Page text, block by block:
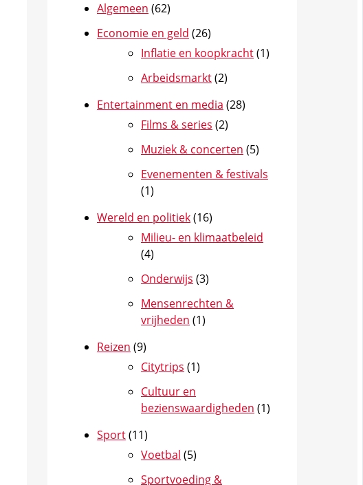
Algemeen (62)
Economie en geld (26)
Inflatie en koopkracht(1)
Arbeidsmarkt(2)
Entertainment en media (28)
Films & series (2)
Muziek & concerten (5)
Evenementen & festivals
(1)
Wereld en politiek(16)
Milieu- en klimaatbeleid
(4)
Onderwijs (3)
Mensenrechten &
vrijheden (1)
Reizen (9)
Citytrips (1)
Cultuur en
bezienswaardigheden (1)
Sport(11)
Voetbal (5)
Sportvoeding &